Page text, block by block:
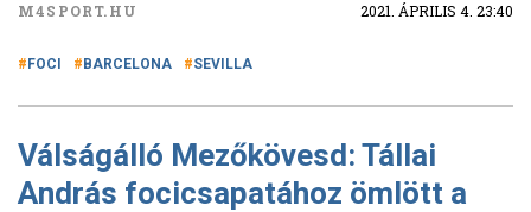
M4SPORT.HU 2021. ÁPRILIS 4. 23:40
FOCI BARCELONA SEVILLA
Válságálló Mezőkövesd: Tállai
András focicsapatához ömlött a